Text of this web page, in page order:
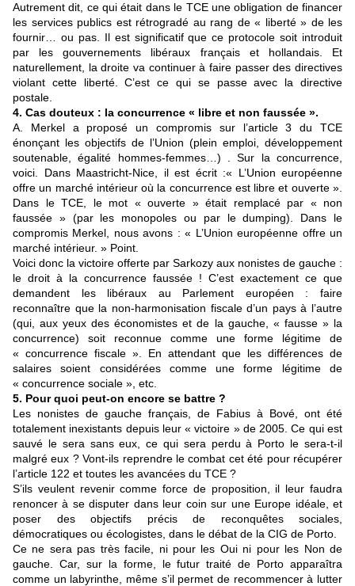
Autrement dit, ce qui était dans le TCE une obligation de financer
les services publics est rétrogradé au rang de « liberté » de les
fournir… ou pas. Il est significatif que ce protocole soit introduit
par les gouvernements libéraux français et hollandais. Et
naturellement, la droite va continuer à faire passer des directives
violant cette liberté. C’est ce qui se passe avec la directive
postale.
4. Cas douteux : la concurrence « libre et non faussée ».
A. Merkel a proposé un compromis sur l’article 3 du TCE
énonçant les objectifs de l’Union (plein emploi, développement
soutenable, égalité hommes-femmes…) . Sur la concurrence,
voici. Dans Maastricht-Nice, il est écrit :« L’Union européenne
offre un marché intérieur où la concurrence est libre et ouverte ».
Dans le TCE, le mot « ouverte » était remplacé par « non
faussée » (par les monopoles ou par le dumping). Dans le
compromis Merkel, nous avons : « L’Union européenne offre un
marché intérieur. » Point.
Voici donc la victoire offerte par Sarkozy aux nonistes de gauche :
le droit à la concurrence faussée ! C’est exactement ce que
demandent les libéraux au Parlement européen : faire
reconnaître que la non-harmonisation fiscale d’un pays à l’autre
(qui, aux yeux des économistes et de la gauche, « fausse » la
concurrence) soit reconnue comme une forme légitime de
« concurrence fiscale ». En attendant que les différences de
salaires soient considérées comme une forme légitime de
« concurrence sociale », etc.
5. Pour quoi peut-on encore se battre ?
Les nonistes de gauche français, de Fabius à Bové, ont été
totalement inexistants depuis leur « victoire » de 2005. Ce qui est
sauvé le sera sans eux, ce qui sera perdu à Porto le sera-t-il
malgré eux ? Vont-ils reprendre le combat cet été pour récupérer
l’article 122 et toutes les avancées du TCE ?
S’ils veulent revenir comme force de proposition, il leur faudra
renoncer à se disputer dans leur coin sur une Europe idéale, et
poser des objectifs précis de reconquêtes sociales,
démocratiques ou écologistes, dans le débat de la CIG de Porto.
Ce ne sera pas très facile, ni pour les Oui ni pour les Non de
gauche. Car, sur la forme, le futur traité de Porto apparaîtra
comme un labyrinthe, même s’il permet de recommencer à lutter